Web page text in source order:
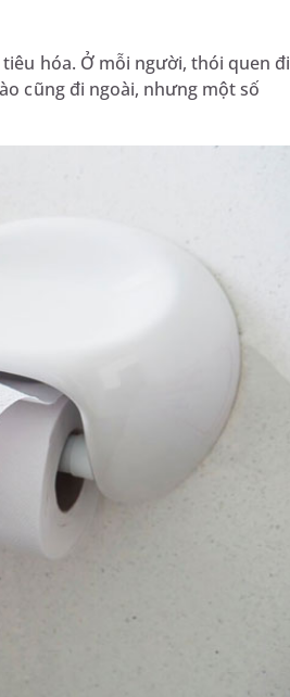
hóa. Ở mỗi người, thói quen đi
cũng đi ngoài, nhưng một số